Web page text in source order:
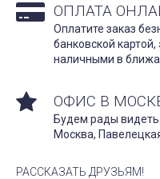
ОПЛАТА
Оплатите заказ
банковской
наличными в
ОФИС В
Будем рады видеть
Москва, Павелецкая
РАССКАЗАТЬ ДРУЗЬЯМ!